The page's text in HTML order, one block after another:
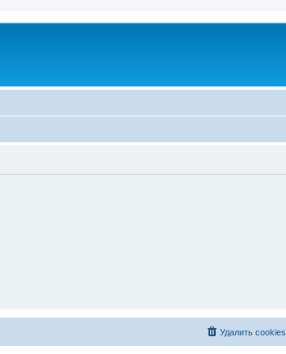
Удалить cookies